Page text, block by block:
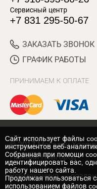
Сервисный центр
+7 831 295-50-67
ЗАКАЗАТЬ ЗВОНОК
ГРАФИК РАБОТЫ
ПРИНИМАЕМ К ОПЛАТЕ
© 2017 Магазин
Нижний Новгород
Вебмеханика —
Cайт использует файлы
инструментов веб-
Собранная при помощи
идентифицировать вас,
работу нашего сайта.
Продолжая пользоваться
использованием файлов